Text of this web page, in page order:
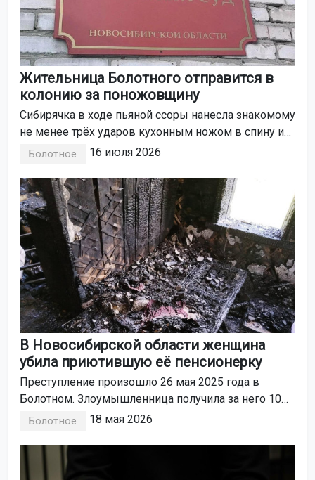
Жительница Болотного отправится в
колонию за поножовщину
Сибирячка в ходе пьяной ссоры нанесла знакомому
не менее трёх ударов кухонным ножом в спину и
плечо. Болотнинский районный суд приговорил её
Болотное 16 июля 2026
В Новосибирской области женщина
убила приютившую её пенсионерку
Преступление произошло 26 мая 2025 года в
Болотном. Злоумышленница получила за него 10
лет колонии общего режима.
Болотное 18 мая 2026